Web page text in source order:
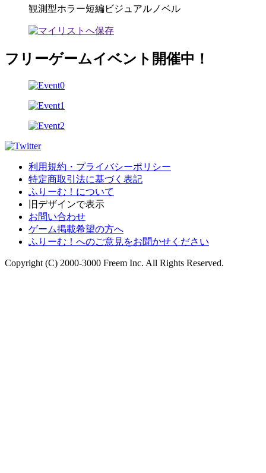
観測型ホラー短編ビジュアルノベル
フリーゲームイベント開催中！
利用規約・プライバシーポリシー
特定商取引法に基づく表記
ふりーむ！について
旧デザインで表示
お問い合わせ
ゲーム掲載希望の方へ
ふりーむ！へのご意見をお聞かせください
Copyright (C) 2000-3000 Freem Inc. All Rights Reserved.